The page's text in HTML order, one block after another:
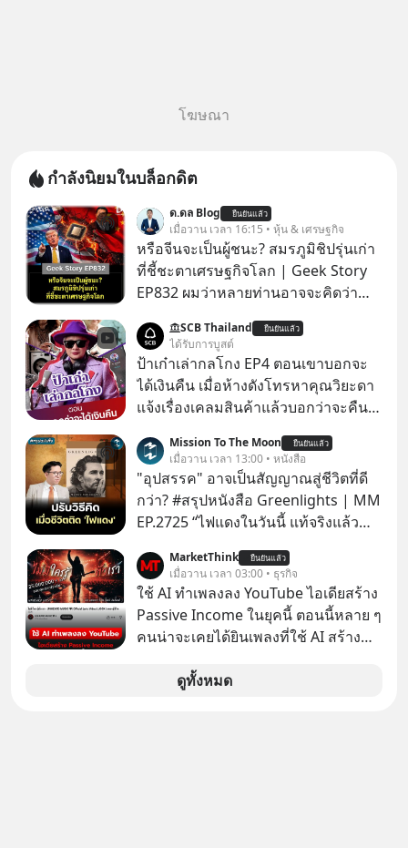
โฆษณา
กำลังนิยมในบล็อกดิต
ด.ดล Blog ยืนยันแล้ว
เมื่อวาน เวลา 16:15 • หุ้น & เศรษฐกิจ
หรือจีนจะเป็นผู้ชนะ? สมรภูมิชิปรุ่นเก่า
ที่ชี้ชะตาเศรษฐกิจโลก | Geek Story
EP832 ผมว่าหลายท่านอาจจะคิดว่า
คิดใหม่ได้เลยครับ! ในขณะที่โลกโฟกัส
ชิป 3 นาโนเมตร แต่จีนกำลังเดินเกมที่
น่ากลัวกว่า โดยการเข้ายึดครองตลาด
‘Legacy Chips’ หรือชิปรุ่นเก่า ฟังดูไร้
EV, อุปกรณ์การแพทย์ ไปจนถึง
ขีปนาวุธ! จีนกำลังใช้ ‘Playbook’ เดิมที่
เคยใช้ถล่มตลาดโซล่าเซลล์มาแล้ว คือ
การทุ่มเงินอุดหนุนมหาศาลจนราคาพัง
ทลาย ถ้าตะวันตกแก้เกมไม่ได้ อเมริกา
อาจต้องยอมจำนนและส่งมอบกุญแจ
ควบคุมโลกฮาร์ดแวร์ให้คู่แข่งอย่าง
ถาวร สงครามที่โลกมองข้ามนี้ดุเดือด
แค่ไหน? เลือกฟังกันได้เลยนะครับ อย่า
ลืมกด Follow ติดตาม PodCast ช่อง
ด้วยนะครับ 🎧 ฟังผ่าน Spotify :
SCB Thailand ยืนยันแล้ว
ได้รับการบูสต์
ป้าเก๋าเล่ากลโกง EP4 ตอนเขาบอกจะ
ได้เงินคืน เมื่อห้างดังโทรหาคุณวิยะดา
แจ้งเรื่องเคลมสินค้าแล้วบอกว่าจะคืน
เรื่องจ้อจี้ หาคำตอบได้ที่ “ป้าเก๋าเล่ากล
โกง” EP4 ตอน “เขาบอกว่าจะได้เงิน
คืน” #ป้าเก๋าเล่ากลโกง #แก้เกมกลโกง
#อยู่อย่างยั่งยืน #Cybersecurity #เตือน
Mission To The Moon ยืนยันแล้ว
เมื่อวาน เวลา 13:00 • หนังสือ
"อุปสรรค" อาจเป็นสัญญาณสู่ชีวิตที่ดี
กว่า? #สรุปหนังสือ Greenlights | MM
EP.2725 “ไฟแดงในวันนี้ แท้จริงแล้ว
เปลี่ยนสี” McConaughey ดาราดาวรุ่ง
ในยุคหนึ่ง เคยปฏิเสธเงินค่าตัวหนังรอม
คอมที่สูงถึง 14.5 ล้านดอลลาร์ (หรือ
ราว 500 ล้านบาท) เพียงเพราะเขาไม่
ตามมาคือ โทรศัพท์ของเขากลายเป็น
ความเงียบสนิทนานถึง 14 เดือนเต็ม แต่
MarketThink ยืนยันแล้ว
เมื่อวาน เวลา 03:00 • ธุรกิจ
ใช้ AI ทำเพลงลง YouTube ไอเดียสร้าง
Passive Income ในยุคนี้ ตอนนี้หลาย ๆ
คนน่าจะเคยได้ยินเพลงที่ใช้ AI สร้าง
รู้ตัวเรา” จากช่องชื่อว่า UNHEARD
ดูทั้งหมด